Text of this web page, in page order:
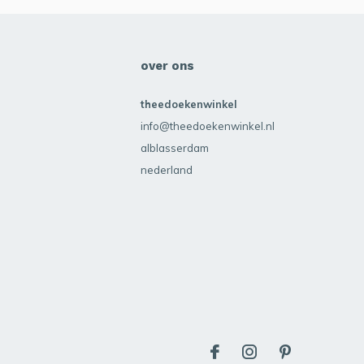
over ons
theedoekenwinkel
info@theedoekenwinkel.nl
alblasserdam
nederland